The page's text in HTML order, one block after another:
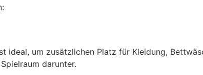
ideal, um zusätzlichen Platz für Kleidung,
darunter.